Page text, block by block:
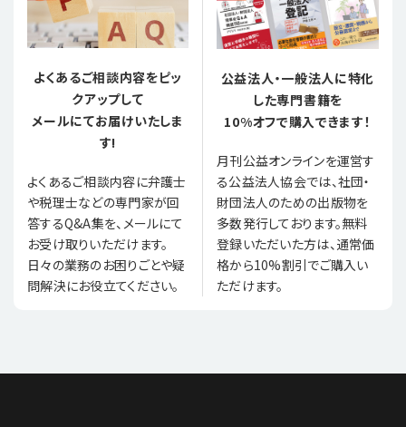
よくあるご相談内容をピッ
クアップして
メールにてお届けいたしま
す!
よくあるご相談内容に弁護士
や税理士などの専門家が回
答するQ&A集を、メールにて
お受け取りいただけます。
日々の業務のお困りごとや疑
問解決にお役立てください。
公益法人・一般法人に特化
した専門書籍を
10%オフで購入できます！
月刊公益オンラインを運営す
る公益法人協会では、社団・
財団法人のための出版物を
多数発行しております。無料
登録いただいた方は、通常価
格から10%割引でご購入い
ただけます。